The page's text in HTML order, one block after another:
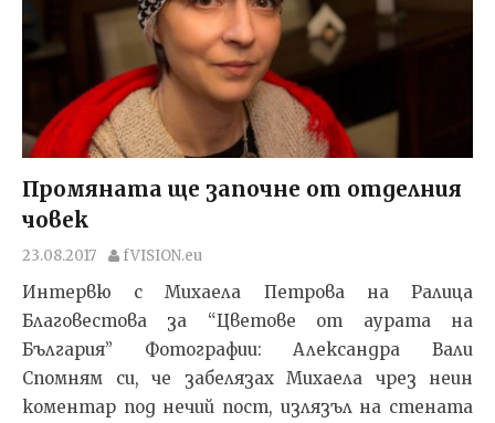
Промяната ще започне от отделния
човек
23.08.2017 fVISION.eu
Интервю с Михаела Петрова на Ралица
Благовестова за “Цветове от аурата на
България” Фотографии: Александра Вали
Спомням си, че забелязах Михаела чрез неин
коментар под нечий пост, излязъл на стената